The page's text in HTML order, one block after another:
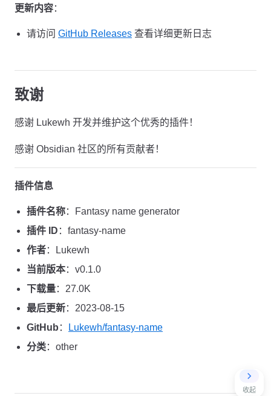
收起
更新内容：
请访问 GitHub Releases 查看详细更新日志
致谢
感谢 Lukewh 开发并维护这个优秀的插件！
感谢 Obsidian 社区的所有贡献者！
插件信息
插件名称：Fantasy name generator
插件 ID ：fantasy-name
作者：Lukewh
当前版本：v0.1.0
下载量：27.0K
最后更新：2023-08-15
GitHub ：
Lukewh/fantasy-name
分类：other